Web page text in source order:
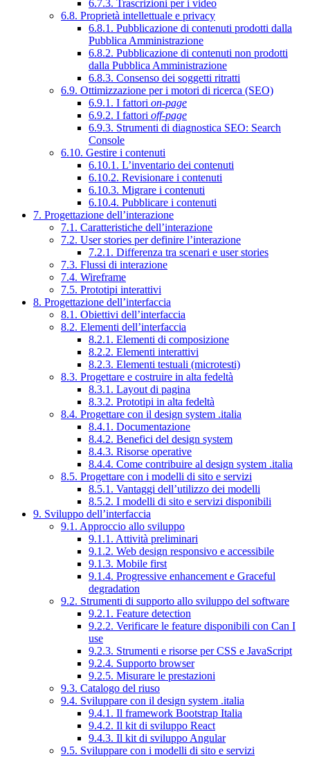
6.7.3. Trascrizioni per i video
6.8. Proprietà intellettuale e privacy
6.8.1. Pubblicazione di contenuti prodotti dalla
Pubblica Amministrazione
6.8.2. Pubblicazione di contenuti non prodotti
dalla Pubblica Amministrazione
6.8.3. Consenso dei soggetti ritratti
6.9. Ottimizzazione per i motori di ricerca (SEO)
6.9.1. I fattori on-page
6.9.2. I fattori off-page
6.9.3. Strumenti di diagnostica SEO: Search
Console
6.10. Gestire i contenuti
6.10.1. L’inventario dei contenuti
6.10.2. Revisionare i contenuti
6.10.3. Migrare i contenuti
6.10.4. Pubblicare i contenuti
7. Progettazione dell’interazione
7.1. Caratteristiche dell’interazione
7.2. User stories per definire l’interazione
7.2.1. Differenza tra scenari e user stories
7.3. Flussi di interazione
7.4. Wireframe
7.5. Prototipi interattivi
8. Progettazione dell’interfaccia
8.1. Obiettivi dell’interfaccia
8.2. Elementi dell’interfaccia
8.2.1. Elementi di composizione
8.2.2. Elementi interattivi
8.2.3. Elementi testuali (microtesti)
8.3. Progettare e costruire in alta fedeltà
8.3.1. Layout di pagina
8.3.2. Prototipi in alta fedeltà
8.4. Progettare con il design system .italia
8.4.1. Documentazione
8.4.2. Benefici del design system
8.4.3. Risorse operative
8.4.4. Come contribuire al design system .italia
8.5. Progettare con i modelli di sito e servizi
8.5.1. Vantaggi dell’utilizzo dei modelli
8.5.2. I modelli di sito e servizi disponibili
9. Sviluppo dell’interfaccia
9.1. Approccio allo sviluppo
9.1.1. Attività preliminari
9.1.2. Web design responsivo e accessibile
9.1.3. Mobile first
9.1.4. Progressive enhancement e Graceful
degradation
9.2. Strumenti di supporto allo sviluppo del software
9.2.1. Feature detection
9.2.2. Verificare le feature disponibili con Can I
use
9.2.3. Strumenti e risorse per CSS e JavaScript
9.2.4. Supporto browser
9.2.5. Misurare le prestazioni
9.3. Catalogo del riuso
9.4. Sviluppare con il design system .italia
9.4.1. Il framework Bootstrap Italia
9.4.2. Il kit di sviluppo React
9.4.3. Il kit di sviluppo Angular
9.5. Sviluppare con i modelli di sito e servizi